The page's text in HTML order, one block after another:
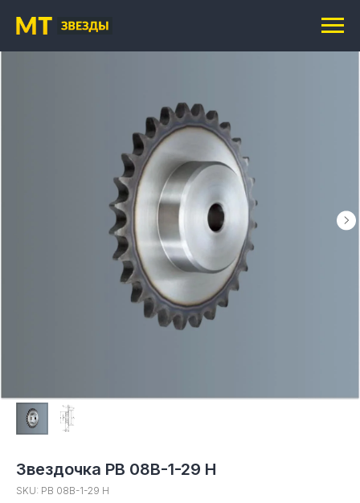
Звездочка PB 08B-1-29 H
SKU: PB 08B-1-29 H